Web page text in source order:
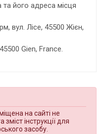
його адреса місця
вул. Лісе, 45500 Жієн,
Gien, France.
на сайті не
інструкції для
засобу.